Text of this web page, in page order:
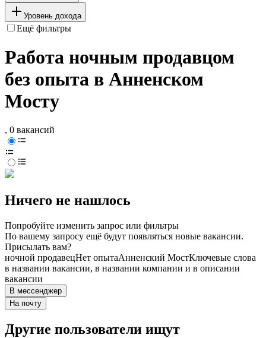
Уровень дохода
Ещё фильтры
Работа ночным продавцом
без опыта в Анненском
Мосту
, 0 вакансий
Ничего не нашлось
Попробуйте изменить запрос или фильтры
По вашему запросу ещё будут появляться новые вакансии.
Присылать вам?
ночной продавецНет опытаАнненский МостКлючевые слова
в названии вакансии, в названии компании и в описании
вакансии
В мессенджер
На почту
Другие пользователи ищут